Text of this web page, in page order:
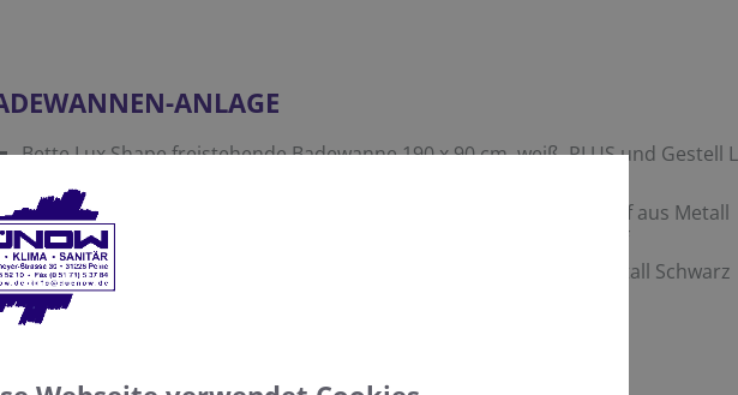
ANLAGE
Bette Lux Shape freistehende Badewanne 190 x 90 cm, weiß, PLUS und Gestell
GESSI Eleganza Farbset Unterputz-Einhandarmatur Wannenauslauf aus Metall
Schwarz und Unterputzkit Einhandarmatur für integrierten Auslauf
GESSI Eleganza Brauseset Wandanschlussbogen mit Halterung Metall Schwarz